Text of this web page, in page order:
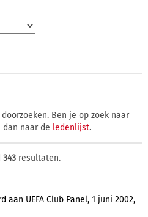
Ben je op zoek naar
naar de ledenlijst.
343 resultaten.
aan UEFA Club Panel, 1 juni 2002,